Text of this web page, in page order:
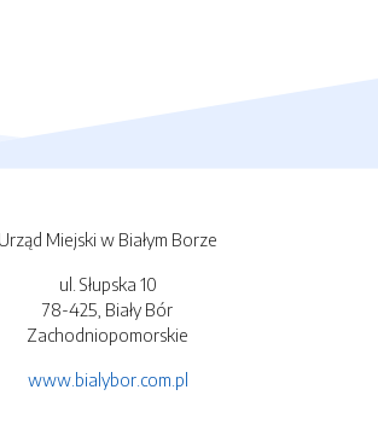
Urząd Miejski w Białym Borze
ul. Słupska 10
78-425, Biały Bór
Zachodniopomorskie
www.bialybor.com.pl